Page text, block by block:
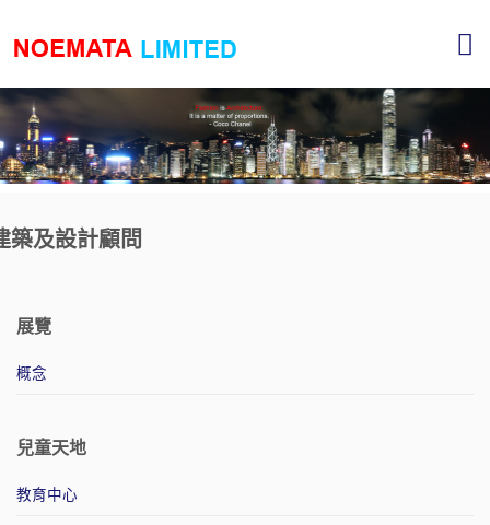
築及設計顧問
展覽
概念
兒童天地
教育中心